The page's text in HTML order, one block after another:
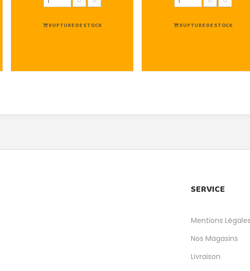
RUPTURE DE STOCK RUPTURE DE STOCK
SERVICE
Mentions Légales
Nos Magasins
Livraison